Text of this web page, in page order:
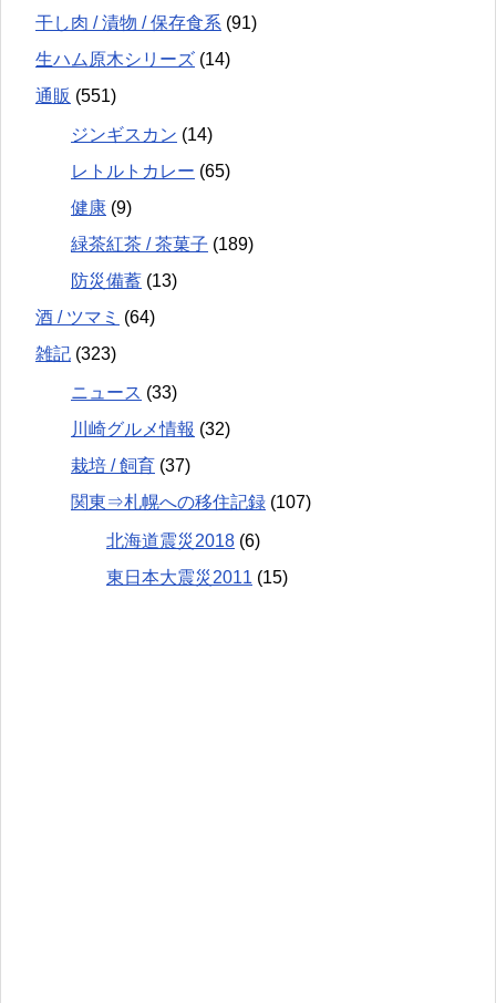
干し肉 / 漬物 / 保存食系 (91)
生ハム原木シリーズ (14)
通販 (551)
ジンギスカン (14)
レトルトカレー (65)
健康 (9)
緑茶紅茶 / 茶菓子 (189)
防災備蓄 (13)
酒 / ツマミ (64)
雑記 (323)
ニュース (33)
川崎グルメ情報 (32)
栽培 / 飼育 (37)
関東⇒札幌への移住記録 (107)
北海道震災2018 (6)
東日本大震災2011 (15)